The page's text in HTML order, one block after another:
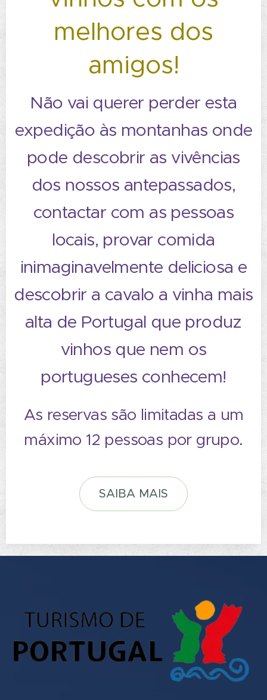
melhores dos
amigos!
Não vai querer perder esta
expedição às montanhas onde
pode descobrir as vivências
dos nossos antepassados,
contactar com as pessoas
locais, provar comida
inimaginavelmente deliciosa e
descobrir a cavalo a vinha mais
alta de Portugal que produz
vinhos que nem os
portugueses conhecem!
As reservas são limitadas a um
máximo 12 pessoas por grupo.
SAIBA MAIS